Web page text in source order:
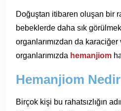
Doğuştan itibaren oluşan bir
bebeklerde daha sık
organlarımızdan da
organlarımızda hemanjiom
Hemanjiom
Birçok kişi bu rahatsızlığın